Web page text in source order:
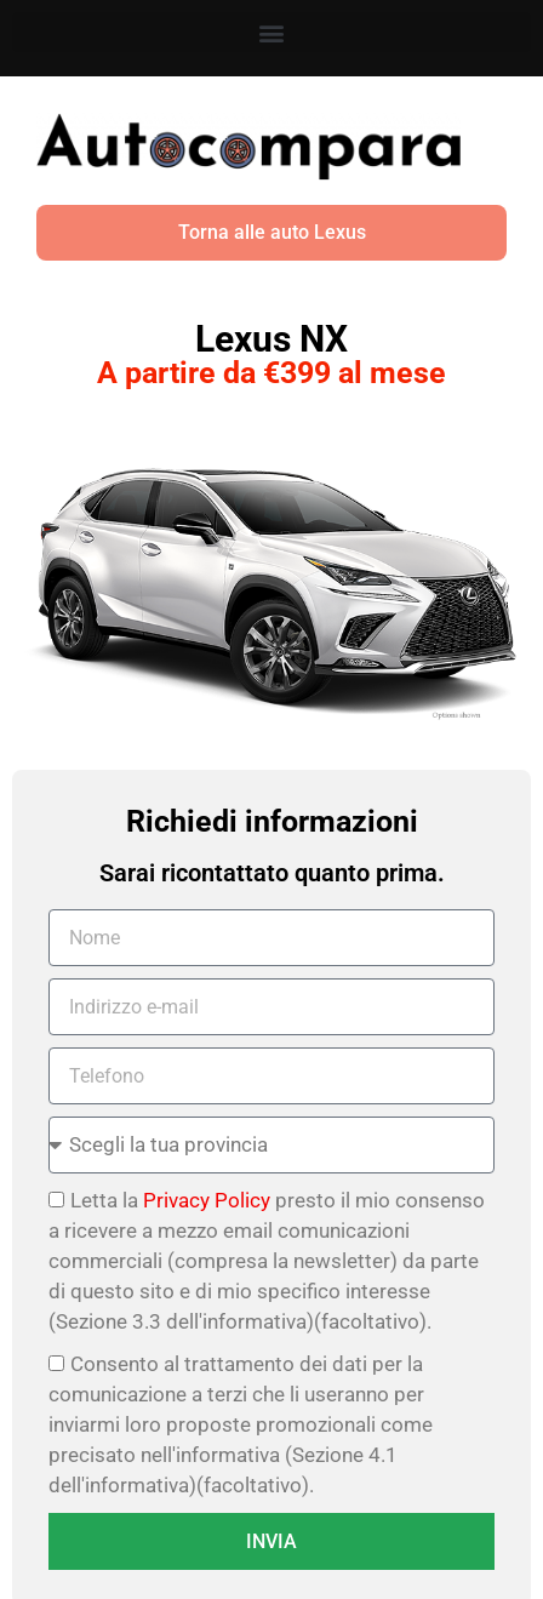
Torna alle auto Lexus
Lexus NX
A partire da €399 al mese
Richiedi informazioni
Sarai ricontattato quanto prima.
Letta la Privacy Policy presto il mio consenso
a ricevere a mezzo email comunicazioni
commerciali (compresa la newsletter) da parte
di questo sito e di mio specifico interesse
(Sezione 3.3 dell'informativa)(facoltativo).
Consento al trattamento dei dati per la
comunicazione a terzi che li useranno per
inviarmi loro proposte promozionali come
precisato nell'informativa (Sezione 4.1
dell'informativa)(facoltativo).
INVIA